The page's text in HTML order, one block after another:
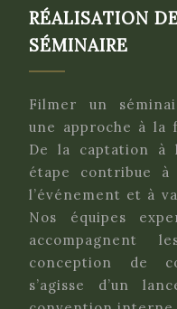
RÉALISATION
SÉMINAIRE
Filmer un
une approche à la
De la captation à
étape contribue à
l’événement et à
Nos équipes
accompagnent
conception de
s’agisse d’un